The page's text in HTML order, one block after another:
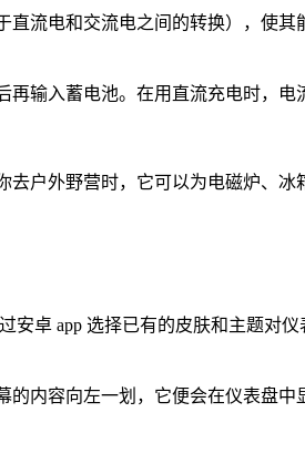
流电和交流电之间的转换），使
输入蓄电池。在用直流充电时，
户外野营时，它可以为电磁炉、冰
卓 app 选择已有的皮肤和主题对
内容向左一划，它便会在仪表盘